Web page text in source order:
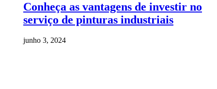
Conheça as vantagens de investir no
serviço de pinturas industriais
junho 3, 2024